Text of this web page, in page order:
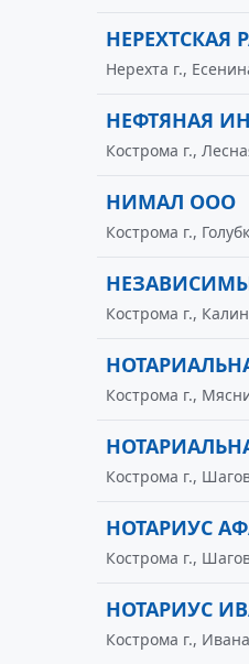
Нерехта г.,
НЕФТЯНАЯ
Кострома г.,
НИМАЛ ООО
Кострома г.,
Кострома г.,
Кострома г.,
Кострома г.,
НОТАРИУС
Кострома г.,
НОТАРИУС
Кострома г.,